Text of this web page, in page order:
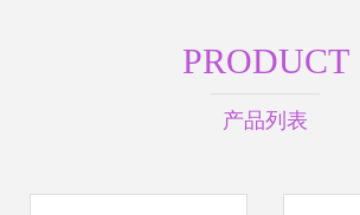
PRODUCT
产品列表